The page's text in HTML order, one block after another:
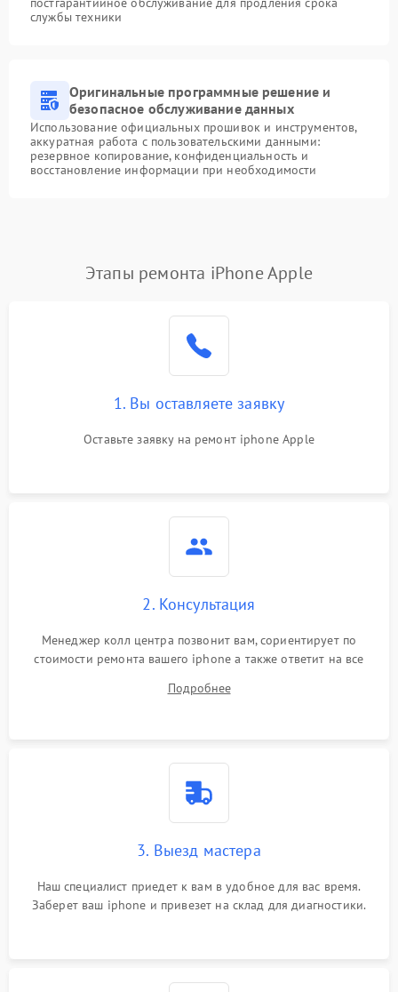
службы техники
Оригинальные программные решение и
безопасное обслуживание данных
Использование официальных прошивок и инструментов,
аккуратная работа с пользовательскими данными:
резервное копирование, конфиденциальность и
восстановление информации при необходимости
Этапы ремонта iPhone Apple
1. Вы оставляете заявку
Оставьте заявку на ремонт iphone Apple
2. Консультация
Менеджер колл центра позвонит вам, сориентирует по
стоимости ремонта вашего iphone а также ответит на все
Подробнее
3. Выезд мастера
Наш специалист приедет к вам в удобное для вас время.
Заберет ваш iphone и привезет на склад для диагностики.